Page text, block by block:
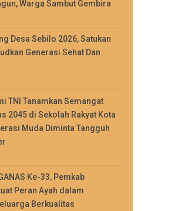
Warga Sambut Gembira
Desa Sebilo 2026, Satukan
Generasi Sehat Dan
TNI Tanamkan Semangat
2045 di Sekolah Rakyat Kota
Muda Diminta Tangguh
Ke-33, Pemkab
Peran Ayah dalam
Berkualitas